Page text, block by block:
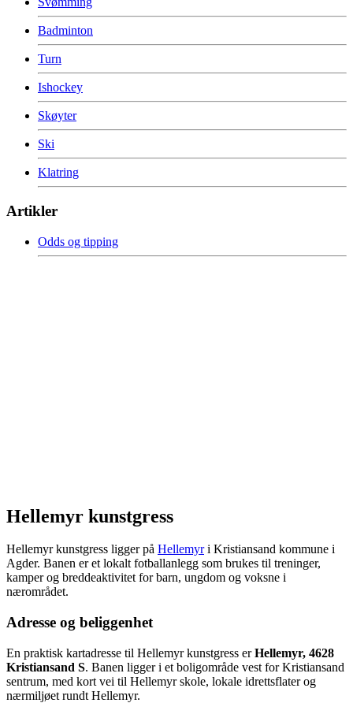
Badminton
Turn
Ishockey
Skøyter
Ski
Klatring
Artikler
Odds og tipping
Hellemyr kunstgress
Hellemyr kunstgress ligger på Hellemyri Kristiansand kommune i
Agder. Banen er et lokalt fotballanlegg som brukes til treninger,
kamper og breddeaktivitet for barn, ungdom og voksne i
nærområdet.
Adresse og beliggenhet
En praktisk kartadresse til Hellemyr kunstgress erHellemyr, 4628
Kristiansand S. Banen ligger i et boligområde vest for Kristiansand
sentrum, med kort vei til Hellemyr skole, lokale idrettsflater og
nærmiljøet rundt Hellemyr.